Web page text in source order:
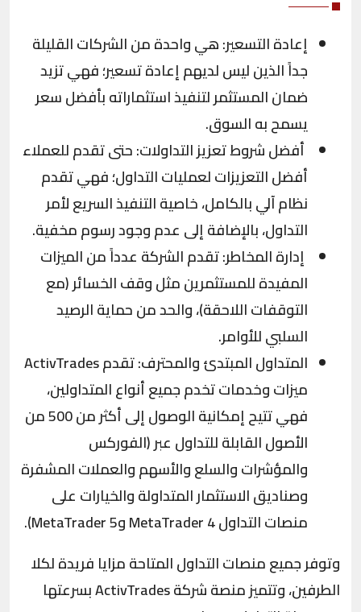
إعادة التسعير: هي واحدة من الشركات القليلة
جداً الذين ليس لديهم إعادة تسعير؛ فهي تزيد
ضمان المستثمر لتنفيذ استثماراته بأفضل سعر
يسمح به السوق.
أفضل شروط تعزيز التداولات: حتى تقدم للعملاء
أفضل التعزيزات لعمليات التداول؛ فهي تقدم
نظام آلي بالكامل، خاصية التنفيذ السريع لأمر
التداول، بالإضافة إلى عدم وجود رسوم مخفية.
إدارة المخاطر: تقدم الشركة عدداً من الميزات
المفيدة للمستثمرين مثل وقف الخسائر (مع
التوقفات اللاحقة)، والحد من حماية الرصيد
السلبي للأوامر.
المتداول المبتدئ والمحترف: تقدم ActivTrades
ميزات وخدمات تخدم جميع أنواع المتداولين،
فهي تتيح إمكانية الوصول إلى أكثر من 500 من
الأصول القابلة للتداول عبر (الفوركس
والمؤشرات والسلع والأسهم والعملات المشفرة
وصناديق الاستثمار المتداولة والخيارات على
منصات التداول MetaTrader 4 وMetaTrader 5).
وتوفر جميع منصات التداول المتاحة مزايا فريدة لكلا
الطرفين، وتتميز منصة شركة ActivTrades بسرعتها